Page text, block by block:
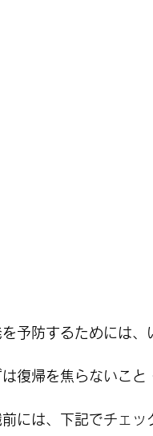
予防するためには、
は復帰を焦らないこ
には、下記でチェッ